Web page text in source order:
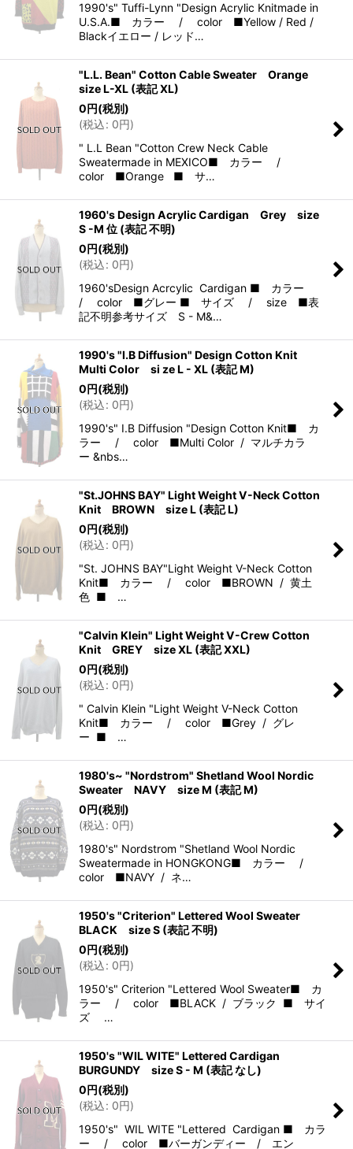
1990's" Tuffi-Lynn "Design Acrylic Knitmade in
U.S.A.■ カラー / color ■Yellow / Red /
Blackイエロー / レッド…
"L.L. Bean" Cotton Cable Sweater Orange
size L-XL (表記 XL)
0円(税別)
(税込: 0円)
" L.L Bean "Cotton Crew Neck Cable
Sweatermade in MEXICO■ カラー /
color ■Orange ■ サ…
1960's Design Acrylic Cardigan Grey size
S -M 位 (表記 不明)
0円(税別)
(税込: 0円)
1960'sDesign Acrcylic Cardigan ■ カラー
/ color ■グレー ■ サイズ / size ■表
記不明参考サイズ S - M&…
1990's "I.B Diffusion" Design Cotton Knit
Multi Color si ze L - XL (表記 M)
0円(税別)
(税込: 0円)
1990's" I.B Diffusion "Design Cotton Knit■ カ
ラー / color ■Multi Color / マルチカラ
ー &nbs…
"St.JOHNS BAY" Light Weight V-Neck Cotton
Knit BROWN size L (表記 L)
0円(税別)
(税込: 0円)
"St. JOHNS BAY"Light Weight V-Neck Cotton
Knit■ カラー / color ■BROWN / 黄土
色 ■ …
"Calvin Klein" Light Weight V-Crew Cotton
Knit GREY size XL (表記 XXL)
0円(税別)
(税込: 0円)
" Calvin Klein "Light Weight V-Neck Cotton
Knit■ カラー / color ■Grey / グレ
ー ■ …
1980's~ "Nordstrom" Shetland Wool Nordic
Sweater NAVY size M (表記 M)
0円(税別)
(税込: 0円)
1980's" Nordstrom "Shetland Wool Nordic
Sweatermade in HONGKONG■ カラー /
color ■NAVY / ネ…
1950's "Criterion" Lettered Wool Sweater
BLACK size S (表記 不明)
0円(税別)
(税込: 0円)
1950's" Criterion "Lettered Wool Sweater■ カ
ラー / color ■BLACK / ブラック ■ サイ
ズ …
1950's "WIL WITE" Lettered Cardigan
BURGUNDY size S - M (表記 なし)
0円(税別)
(税込: 0円)
1950's" WIL WITE "Lettered Cardigan ■ カラ
ー / color ■バーガンディー / エン